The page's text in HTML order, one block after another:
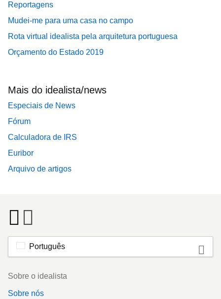
Reportagens
Mudei-me para uma casa no campo
Rota virtual idealista pela arquitetura portuguesa
Orçamento do Estado 2019
Mais do idealista/news
Especiais de News
Fórum
Calculadora de IRS
Euribor
Arquivo de artigos
Português
Footer
Sobre o idealista
Sobre nós